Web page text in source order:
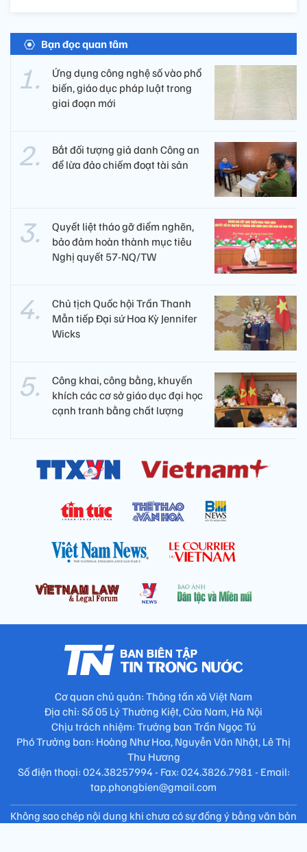
Bạn đọc quan tâm
Ứng dụng công nghệ số vào phổ
biến, giáo dục pháp luật trong
giai đoạn mới
Bắt đối tượng giả danh Công an
để lừa đảo chiếm đoạt tài sản
Quyết liệt tháo gỡ điểm nghẽn,
bảo đảm hoàn thành mục tiêu
Nghị quyết 57-NQ/TW
Chủ tịch Quốc hội Trần Thanh
Mẫn tiếp Đại sứ Hoa Kỳ Jennifer
Wicks
Công khai, công bằng, khuyến
khích các cơ sở giáo dục đại học
cạnh tranh bằng chất lượng​
Cơ quan chủ quản: Thông tấn xã Việt Nam
Địa chỉ: Số 05 Lý Thường Kiệt, Cửa Nam, Hà Nội
Chịu trách nhiệm: Trưởng ban Trần Ngọc Tú
Phó Trưởng ban: Hoàng Như Hoa, Nguyễn Văn Nhật, Lê Thị
Thu Hương
Số điện thoại: 024.38257994 - Fax: 024.3826.7981 - Email:
tap.phongbien@gmail.com
Không sao chép nội dung khi chưa có sự đồng ý bằng văn bản